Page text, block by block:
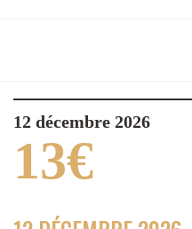
12 décembre 2026
13€